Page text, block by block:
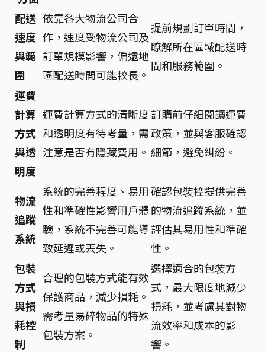
配送
速度
與範
圍
依靠各大物流公司合
作，速度受物流公司及
訂單規模影響，偏遠地
區配送時間可能較長。
提前規劃訂單時間，
瞭解所在區域配送時
間和服務範圍。
運費
計算
方式
與透
明度
運費計算方式的清晰度
和透明度有待考量，需
注意是否有隱藏費用。
訂購前仔細閱讀運費
政策，並與客服確認
細節，避免糾紛。
物流
追蹤
系統
系統的完善程度、易用
性和準確性影響用戶體
驗，系統不完善可能導
致延遲或丟失。
確認包裝控提供完善
的物流追蹤系統，並
評估其易用性和準確
性。
包裝
方式
與損
耗控
制
合理的包裝方式能有效
保護商品，減少損耗。
需考量易碎物品的特殊
包裝方案。
選擇適合的包裝方
式，最大限度地減少
損耗，並考慮其對物
流效率和成本的影
響。